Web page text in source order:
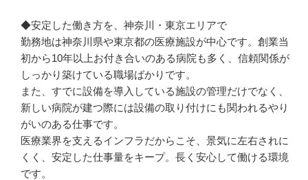
◆安定した働き方を、神奈川・東京エリアで
勤務地は神奈川県や東京都の医療施設が中心です。創業当
初から10年以上お付き合いのある病院も多く、信頼関係が
しっかり築けている職場ばかりです。
また、すでに設備を導入している施設の管理だけでなく、
新しい病院が建つ際には設備の取り付けにも関われるやり
がいのある仕事です。
医療業界を支えるインフラだからこそ、景気に左右されに
くく、安定した仕事量をキープ。長く安心して働ける環境
です。